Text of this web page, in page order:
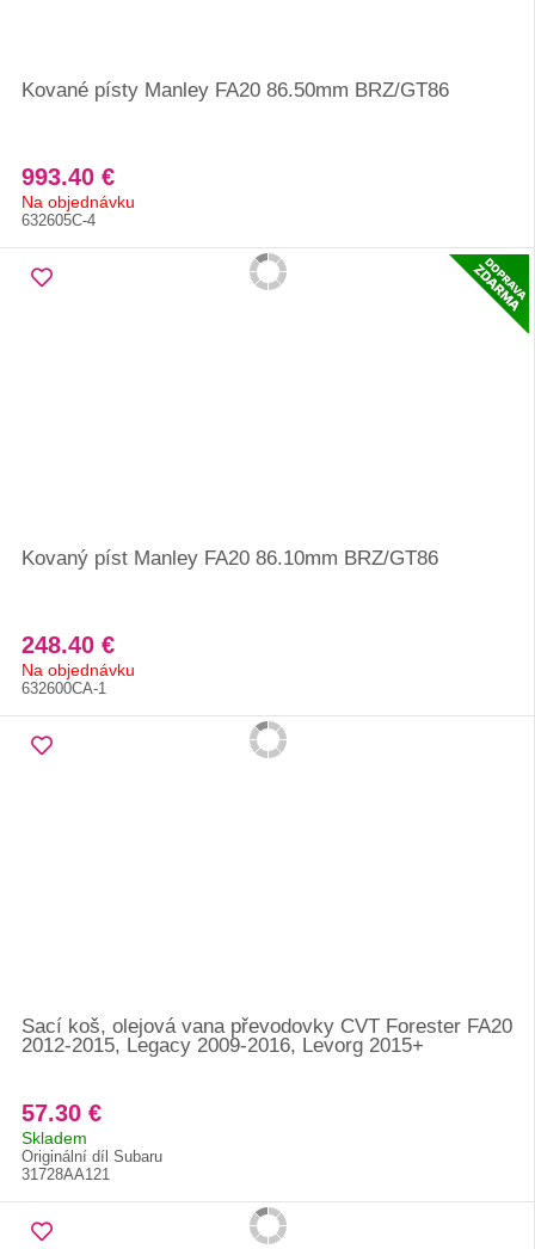
Kované písty Manley FA20 86.50mm BRZ/GT86
993.40 €
Na objednávku
632605C-4
Kovaný píst Manley FA20 86.10mm BRZ/GT86
248.40 €
Na objednávku
632600CA-1
Sací koš, olejová vana převodovky CVT Forester FA20
2012-2015, Legacy 2009-2016, Levorg 2015+
57.30 €
Skladem
Originální díl Subaru
31728AA121